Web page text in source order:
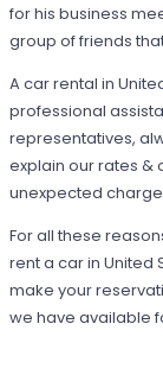
for his business
group of friends
A car rental in
professional
representatives,
explain our rates &
unexpected
For all these
rent a car in United
make your
we have available